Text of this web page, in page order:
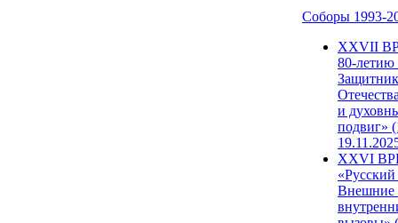
Соборы 1993-
ХХVII
80-
и
подвиг»
XXVI
Внешние